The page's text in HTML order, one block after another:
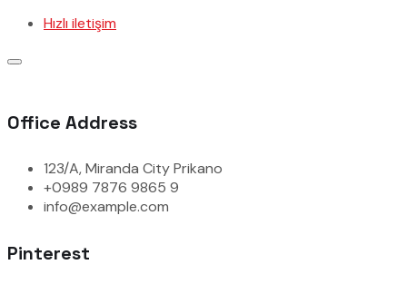
Hızlı iletişim
Office Address
123/A, Miranda City Prikano
+0989 7876 9865 9
info@example.com
Pinterest